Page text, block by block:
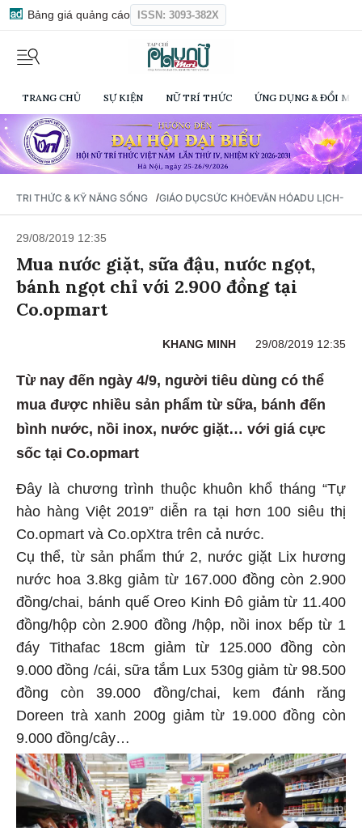
Bảng giá quảng cáo ISSN: 3093-382X
TRANG CHỦ SỰ KIỆN NỮ TRÍ THỨC ỨNG DỤNG & ĐỔI
TRI THỨC & KỸ NĂNG SỐNG /GIÁO DỤCSỨC KHỎEVĂN HÓADU LỊCH-
29/08/2019 12:35
Mua nước giặt, sữa đậu, nước ngọt,
bánh ngọt chỉ với 2.900 đồng tại
Co.opmart
KHANG MINH 29/08/2019 12:35
Từ nay đến ngày 4/9, người tiêu dùng có thể
mua được nhiều sản phẩm từ sữa, bánh đến
bình nước, nồi inox, nước giặt… với giá cực
sốc tại Co.opmart
Đây là chương trình thuộc khuôn khổ tháng “Tự
hào hàng Việt 2019” diễn ra tại hơn 100 siêu thị
Co.opmart và Co.opXtra trên cả nước.
Cụ thể, từ sản phẩm thứ 2, nước giặt Lix hương
nước hoa 3.8kg giảm từ 167.000 đồng còn 2.900
đồng/chai, bánh quế Oreo Kinh Đô giảm từ 11.400
đồng/hộp còn 2.900 đồng /hộp, nồi inox bếp từ 1
đáy Tithafac 18cm giảm từ 125.000 đồng còn
9.000 đồng /cái, sữa tắm Lux 530g giảm từ 98.500
đồng còn 39.000 đồng/chai, kem đánh răng
Doreen trà xanh 200g giảm từ 19.000 đồng còn
9.000 đồng/cây…